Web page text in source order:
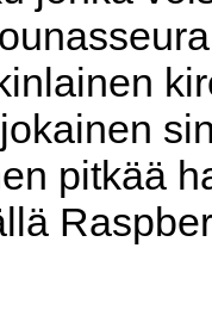
pitkää